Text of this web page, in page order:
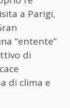
a Parigi,
“entente”
di
di clima e